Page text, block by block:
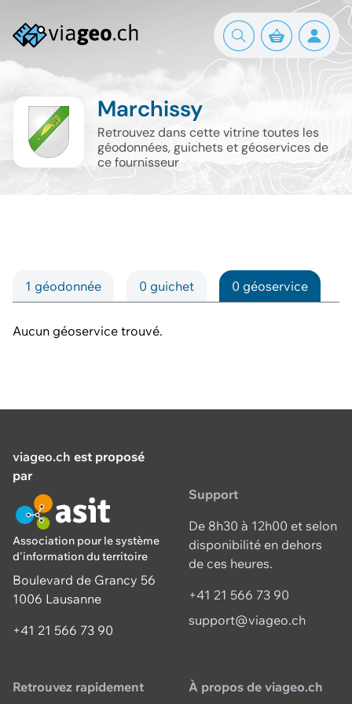
Marchissy
Retrouvez dans cette vitrine toutes les
géodonnées, guichets et géoservices de
ce fournisseur
1 géodonnée 0 guichet 0 géoservice
Aucun géoservice trouvé.
viageo.ch est proposé
par
Association pour le système
d'information du territoire
Boulevard de Grancy 56
1006 Lausanne
+41 21 566 73 90
Support
De 8h30 à 12h00 et selon
disponibilité en dehors
de ces heures.
+41 21 566 73 90
support@viageo.ch
Retrouvez rapidement À propos de viageo.ch